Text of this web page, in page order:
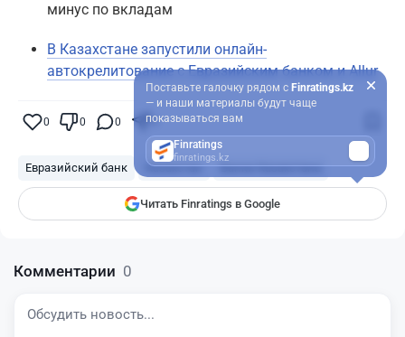
минус по вкладам
В Казахстане запустили онлайн-
автокрелитование с Евразийским банком и Allur
0 0 0 0
Евразийский банк Казахстан Банки Казахстана
Читать Finratings в Google
Поставьте галочку рядом с Finratings.kz
— и наши материалы будут чаще
показываться вам
Finratings
finratings.kz
Комментарии 0